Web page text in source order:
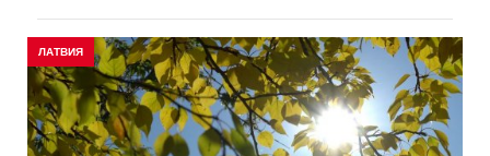
ЛАТВИЯ